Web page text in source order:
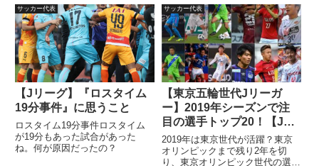
サッカー代表
【Jリーグ】『ロスタイム
19分事件』に思うこと
ロスタイム19分事件ロスタイム
が19分もあった試合があった
ね。何が原因だったの？
サッカー代表
【東京五輪世代Jリーガ
ー】2019年シーズンで注
目の選手トップ20！【Jリ
ーグ】
2019年は東京世代が活躍？東京
オリンピックまで残り2年を切
り、東京オリンピック世代の選手